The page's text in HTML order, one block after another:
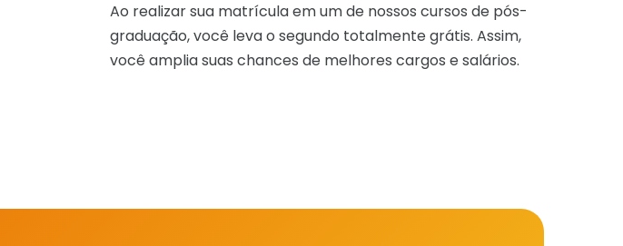
Ao realizar sua matrícula em um de nossos cursos de pós-
graduação, você leva o segundo totalmente grátis. Assim,
você amplia suas chances de melhores cargos e salários.